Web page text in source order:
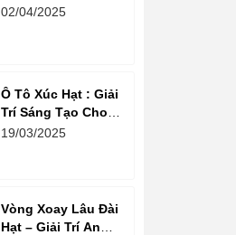
Market Là Sự Lựa
02/04/2025
Ô Tô Xúc Hạt : Giải
Trí Sáng Tạo Cho
Trẻ Em Trong Môi
19/03/2025
Vòng Xoay Lâu Đài
Hạt – Giải Trí An